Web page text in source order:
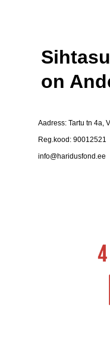
on
Aadress: Tartu tn 4a,
Reg.kood: 90012521
info@haridusfond.ee